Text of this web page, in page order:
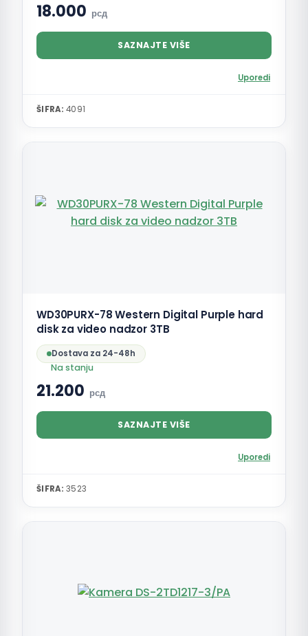
18.000 рсд
SAZNAJTE VIŠE
Uporedi
ŠIFRA: 4091
WD30PURX-78 Western Digital Purple hard
disk za video nadzor 3TB
Dostava za 24-48h
Na stanju
21.200 рсд
SAZNAJTE VIŠE
Uporedi
ŠIFRA: 3523